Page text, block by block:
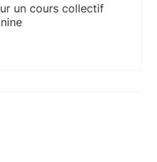
un cours collectif